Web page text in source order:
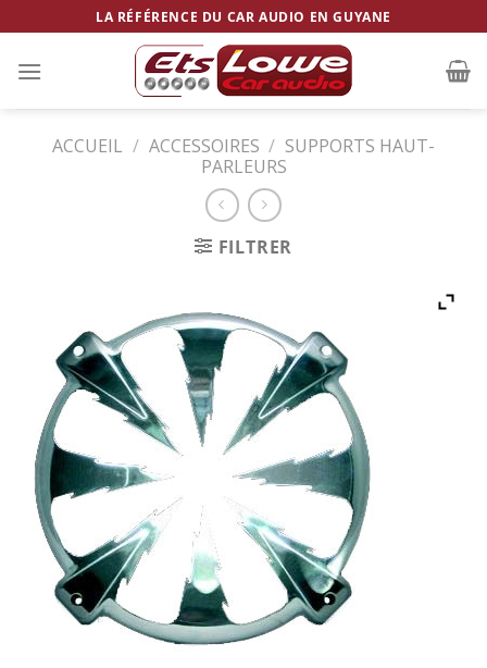
to
content
LA RÉFÉRENCE DU CAR AUDIO EN GUYANE
ACCUEIL / ACCESSOIRES / SUPPORTS HAUT-
PARLEURS
FILTRER